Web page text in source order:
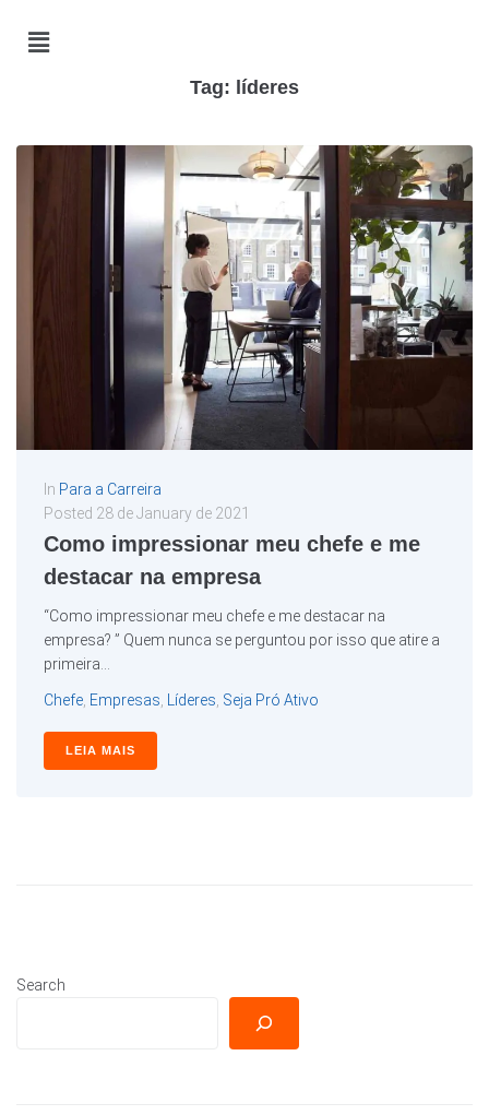
Tag: líderes
In Para a Carreira
Posted 28 de January de 2021
Como impressionar meu chefe e me
destacar na empresa
“Como impressionar meu chefe e me destacar na
empresa? ” Quem nunca se perguntou por isso que atire a
primeira...
Chefe Empresas Líderes Seja Pró Ativo
LEIA MAIS
Search